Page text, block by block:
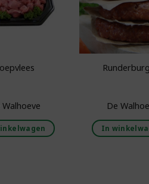
Walhoeve De
In